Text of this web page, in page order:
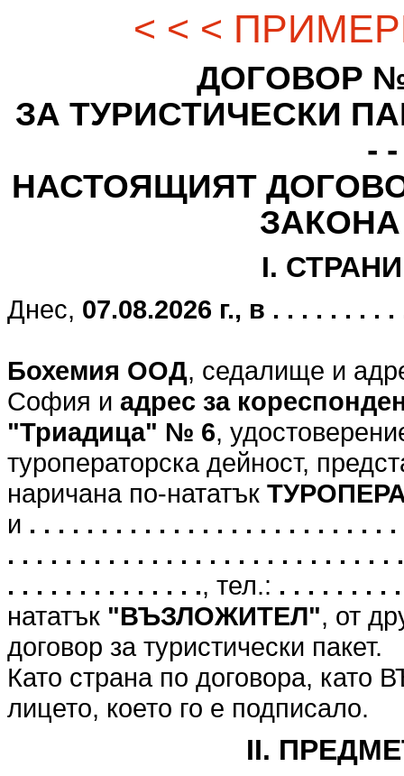
< < <
ДОГОВОР №
ЗА ТУРИСТИЧЕСКИ
-
НАСТОЯЩИЯТ
I.
Днес, 07.08.2026 г., в . . . . . . . .
Бохемия ООД, седалище и
София и адрес за
"Триадица" № 6,
туроператорска дейност,
наричана по-нататък
и . . . . . . . . . . . . . . . . . . . . . . . . . .
. . . . . . . . . . . . . . . . . . . . . . . . . . .
. . . . . . . . . . . . . ., тел.: . . . . . . . .
нататък "ВЪЗЛОЖИТЕЛ", от
договор за туристически пакет.
Като страна по договора,
лицето, което го е подписало.
II.